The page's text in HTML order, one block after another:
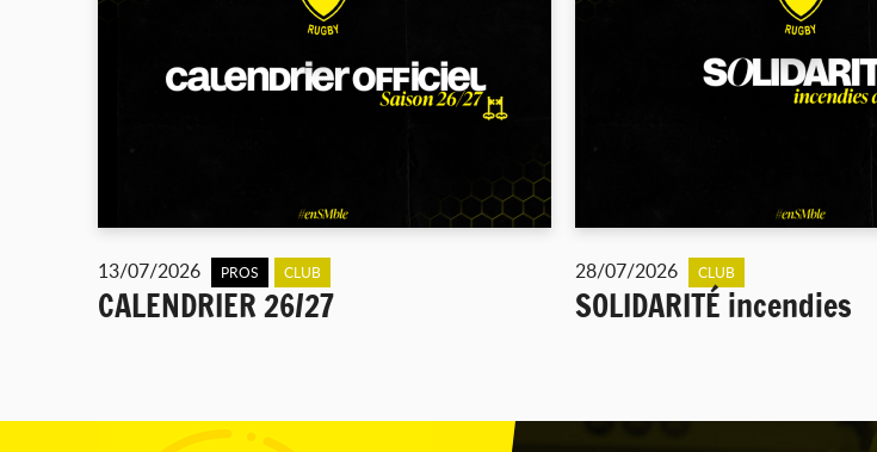
13/07/2026 PROS CLUB
CALENDRIER 26/27
28/07/2026 CLUB
SOLIDARITÉ incendies